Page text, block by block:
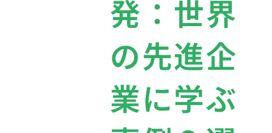
発：世界
の先進企
業に学ぶ